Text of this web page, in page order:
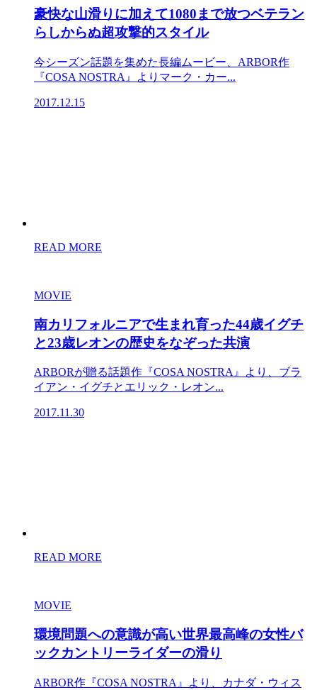
豪快な山滑りに加えて1080まで放つベテラン
らしからぬ超攻撃的スタイル
今シーズン話題を集めた長編ムービー、ARBOR作
『COSA NOSTRA』よりマーク・カー...
2017.12.15
READ MORE
MOVIE
南カリフォルニアで生まれ育った44歳イグチ
と23歳レオンの歴史をなぞった共演
ARBORが贈る話題作『COSA NOSTRA』より、ブラ
イアン・イグチとエリック・レオン...
2017.11.30
READ MORE
MOVIE
環境問題への意識が高い世界最高峰の女性バ
ックカントリーライダーの滑り
ARBOR作『COSA NOSTRA』より、カナダ・ウィス